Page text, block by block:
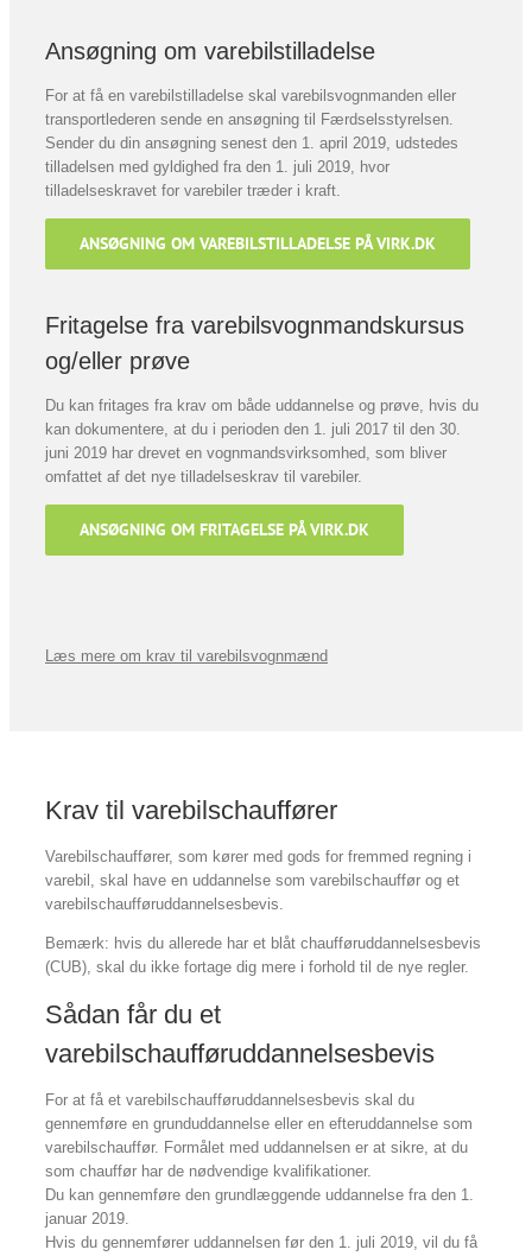
Ansøgning om varebilstilladelse
For at få en varebilstilladelse skal varebilsvognmanden eller
transportlederen sende en ansøgning til Færdselsstyrelsen.
Sender du din ansøgning senest den 1. april 2019, udstedes
tilladelsen med gyldighed fra den 1. juli 2019, hvor
tilladelseskravet for varebiler træder i kraft.
ANSØGNING OM VAREBILSTILLADELSE PÅ VIRK.DK
Fritagelse fra varebilsvognmandskursus
og/eller prøve
Du kan fritages fra krav om både uddannelse og prøve, hvis du
kan dokumentere, at du i perioden den 1. juli 2017 til den 30.
juni 2019 har drevet en vognmandsvirksomhed, som bliver
omfattet af det nye tilladelseskrav til varebiler.
ANSØGNING OM FRITAGELSE PÅ VIRK.DK
Læs mere om krav til varebilsvognmænd
Krav til varebilschauffører
Varebilschauffører, som kører med gods for fremmed regning i
varebil, skal have en uddannelse som varebilschauffør og et
varebilschaufføruddannelsesbevis.
Bemærk: hvis du allerede har et blåt chaufføruddannelsesbevis
(CUB), skal du ikke fortage dig mere i forhold til de nye regler.
Sådan får du et
varebilschaufføruddannelsesbevis
For at få et varebilschaufføruddannelsesbevis skal du
gennemføre en grunduddannelse eller en efteruddannelse som
varebilschauffør. Formålet med uddannelsen er at sikre, at du
som chauffør har de nødvendige kvalifikationer.
Du kan gennemføre den grundlæggende uddannelse fra den 1.
januar 2019.
Hvis du gennemfører uddannelsen før den 1. juli 2019, vil du få